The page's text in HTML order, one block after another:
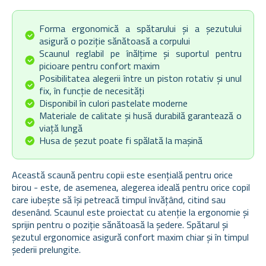
Forma ergonomică a spătarului și a șezutului
asigură o poziție sănătoasă a corpului
Scaunul reglabil pe înălțime și suportul pentru
picioare pentru confort maxim
Posibilitatea alegerii între un piston rotativ și unul
fix, în funcție de necesități
Disponibil în culori pastelate moderne
Materiale de calitate și husă durabilă garantează o
viață lungă
Husa de șezut poate fi spălată la mașină
Această scaună pentru copii este esențială pentru orice
birou - este, de asemenea, alegerea ideală pentru orice copil
care iubește să își petreacă timpul învățând, citind sau
desenând. Scaunul este proiectat cu atenție la ergonomie și
sprijin pentru o poziție sănătoasă la ședere. Spătarul și
șezutul ergonomice asigură confort maxim chiar și în timpul
șederii prelungite.